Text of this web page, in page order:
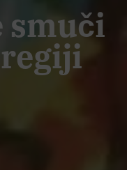
smuči